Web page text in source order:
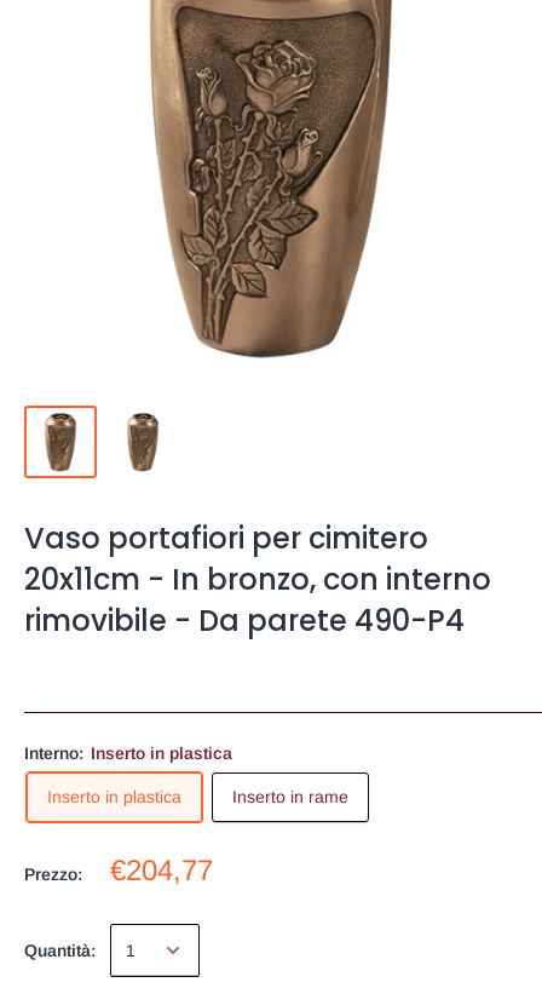
Vaso portafiori per cimitero
20x11cm - In bronzo, con interno
rimovibile - Da parete 490-P4
Interno: Inserto in plastica
Inserto in plastica Inserto in rame
Prezzo: €204,77
Quantità: